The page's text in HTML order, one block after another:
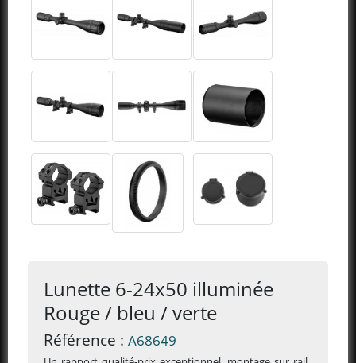
Lunette 6-24x50 illuminée
Rouge / bleu / verte
Référence : A68649